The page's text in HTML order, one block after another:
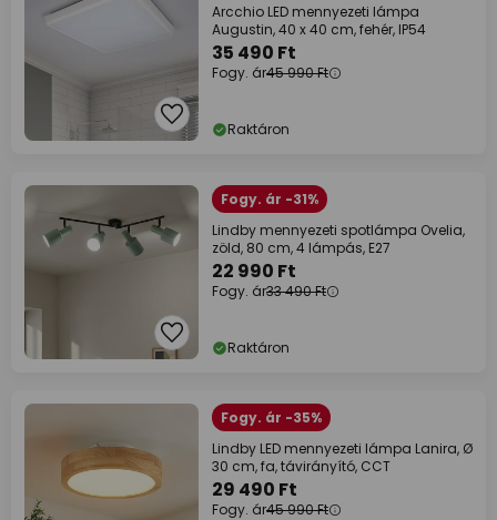
Arcchio LED mennyezeti lámpa
Augustin, 40 x 40 cm, fehér, IP54
35 490 Ft
Fogy. ár45 990 Ft
Raktáron
Fogy. ár -31%
Lindby mennyezeti spotlámpa Ovelia,
zöld, 80 cm, 4 lámpás, E27
22 990 Ft
Fogy. ár33 490 Ft
Raktáron
Fogy. ár -35%
Lindby LED mennyezeti lámpa Lanira, Ø
30 cm, fa, távirányító, CCT
29 490 Ft
Fogy. ár45 990 Ft